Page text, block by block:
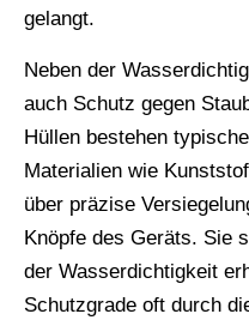
gelangt.
Neben der
auch Schutz gegen
Hüllen bestehen
Materialien wie
über präzise
Knöpfe des Geräts. Sie
der Wasserdichtigkeit
Schutzgrade oft durch